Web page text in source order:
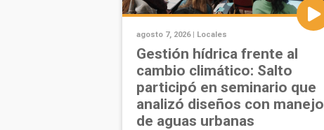
agosto 7, 2026 | Locales
Gestión hídrica frente al
cambio climático: Salto
participó en seminario que
analizó diseños con manejo
de aguas urbanas